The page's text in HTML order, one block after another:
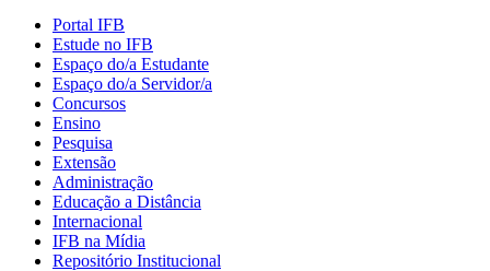
Portal IFB
Estude no IFB
Espaço do/a Estudante
Espaço do/a Servidor/a
Concursos
Ensino
Pesquisa
Extensão
Administração
Educação a Distância
Internacional
IFB na Mídia
Repositório Institucional